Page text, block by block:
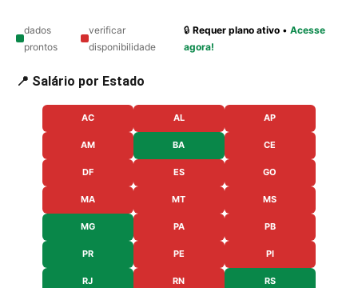
dados
prontos
verificar
disponibilidade
🔒Requer plano ativo •Acesse
agora!
📍 Salário por Estado
AC AL AP
AM BA CE
DF ES GO
MA MT MS
MG PA PB
PR PE PI
RJ RN RS